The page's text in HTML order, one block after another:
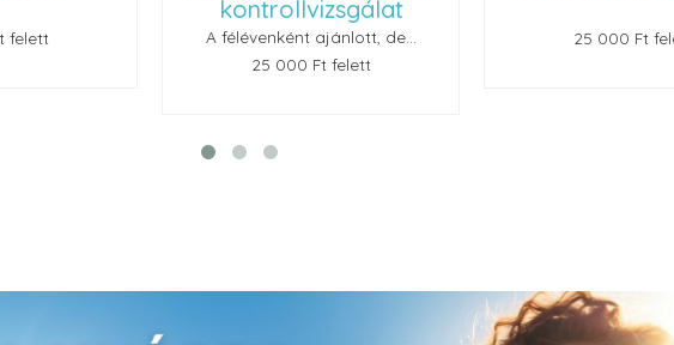
kontrollvizsgálat
A félévenként ajánlott, de...
25 000 Ft felett
25 000 Ft felett